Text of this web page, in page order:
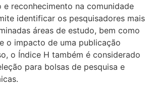
reconhecimento na comunidade
identificar os pesquisadores mais
áreas de estudo, bem como
o impacto de uma publicação
o Índice H também é considerado
para bolsas de pesquisa e